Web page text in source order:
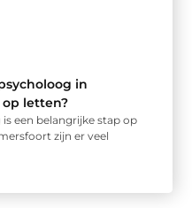
in
letten?
een belangrijke stap op
zijn er veel